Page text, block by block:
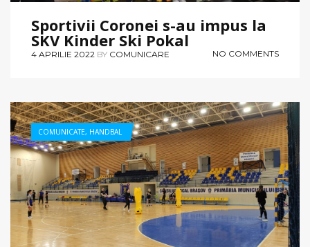
Sportivii Coronei s-au impus la
SKV Kinder Ski Pokal
4 APRILIE 2022 BY COMUNICARE NO COMMENTS
COMUNICATE, HANDBAL